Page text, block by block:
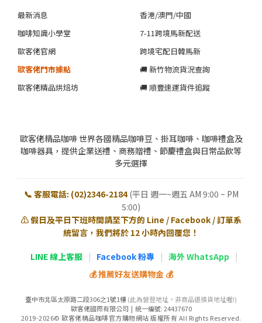
最新消息
咖啡知識小學堂
歐客佬官網
歐客佬門市據點
歐客佬精品烘焙坊
香港/澳門/中國
7-11跨境馬新配送
跨境宅配日韓馬新
🚚 新竹物流貨況查詢
🚚 順豐速運貨件追蹤
歐客佬精品咖啡 世界各國精品咖啡豆、掛耳咖啡、咖啡禮盒及
咖啡器具，提供企業送禮、商務贈禮、節慶禮盒與日常品飲等
多元選擇
📞 客服電話: (02)2346-2184 (平日 週一~週五 AM 9:00 ~ PM
5:00)
⚠️ 假日及平日下班時間請至下方的 Line / Facebook / 訂單系
統留言，我們將於 12 小時內回覆您！
LINE 線上客服 | Facebook 粉專 | 海外 WhatsApp
|
💰 推薦好友送購物金 💰
臺中市北區太原路二段306之1號1樓(此為營登地址，非商品退換貨地址喔!)
歐客佬國際有限公司 | 統一編號: 24437670
2019-2026© 歐客佬精品咖啡官方購物網站 版權所有 All Rights Reserved.